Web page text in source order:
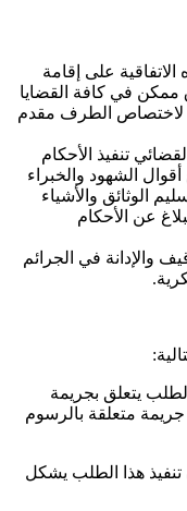
على إقامة
ممكن في كافة القضايا
لاختصاص الطرف مقدم
تنفيذ الأحكام
الشهود والخبراء
الوثائق والأشياء
عن الأحكام
والإدانة في الجرائم
.
يتعلق بجريمة
متعلقة بالرسوم
هذا الطلب يشكل